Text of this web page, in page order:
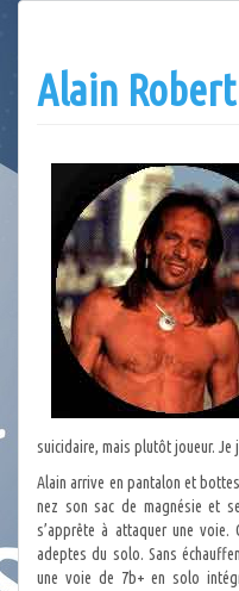
Alain Robert
suicidaire, mais plutôt joueur. Je
Alain arrive en pantalon et
nez son sac de magnésie et
s’apprête à attaquer une voie.
adeptes du solo. Sans
une voie de 7b+ en solo